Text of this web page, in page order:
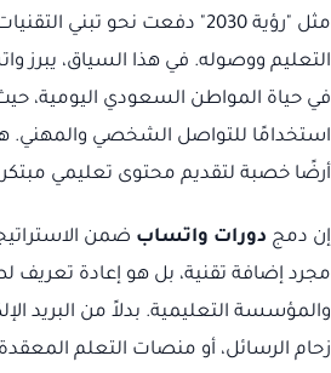
مثل "رؤية 2030" دفعت نحو تبني
التعليم ووصوله. في هذا السياق، يبرز
في حياة المواطن السعودي اليومية،
استخدامًا للتواصل الشخصي والمهني.
أرضًا خصبة لتقديم محتوى تعليمي
إن دمج دورات واتساب ضمن
مجرد إضافة تقنية، بل هو إعادة تعريف
والمؤسسة التعليمية. بدلاً من البريد
زحام الرسائل، أو منصات التعلم المعقدة